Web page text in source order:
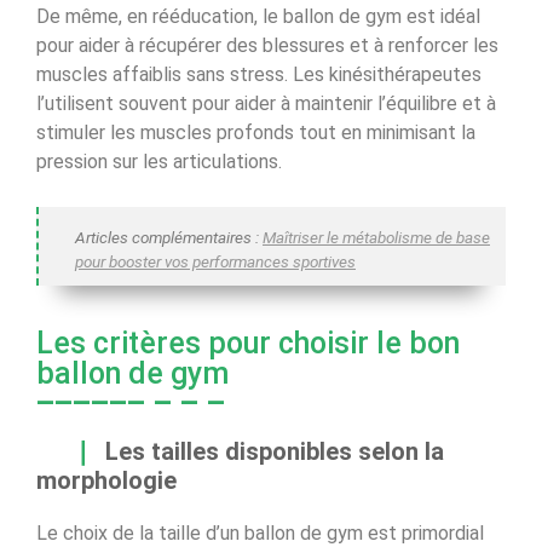
De même, en rééducation, le ballon de gym est idéal
pour aider à récupérer des blessures et à renforcer les
muscles affaiblis sans stress. Les kinésithérapeutes
l’utilisent souvent pour aider à maintenir l’équilibre et à
stimuler les muscles profonds tout en minimisant la
pression sur les articulations.
Articles complémentaires :Maîtriser le métabolisme de base
pour booster vos performances sportives
Les critères pour choisir le bon
ballon de gym
Les tailles disponibles selon la
morphologie
Le choix de la taille d’un ballon de gym est primordial